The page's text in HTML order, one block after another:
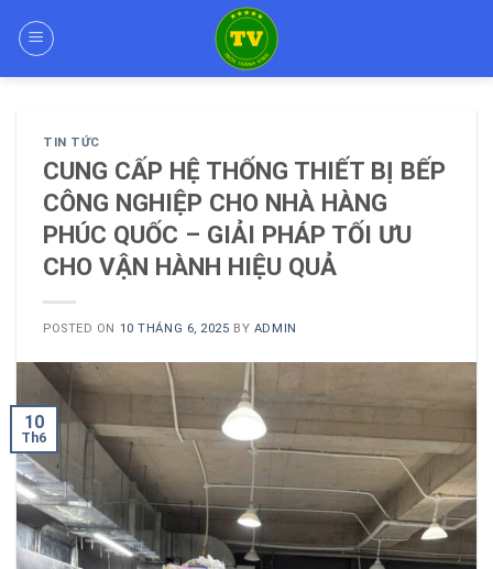
TIN TỨC
CUNG CẤP HỆ THỐNG THIẾT BỊ BẾP
CÔNG NGHIỆP CHO NHÀ HÀNG
PHÚC QUỐC – GIẢI PHÁP TỐI ƯU
CHO VẬN HÀNH HIỆU QUẢ
POSTED ON 10 THÁNG 6, 2025 BY ADMIN
10
Th6